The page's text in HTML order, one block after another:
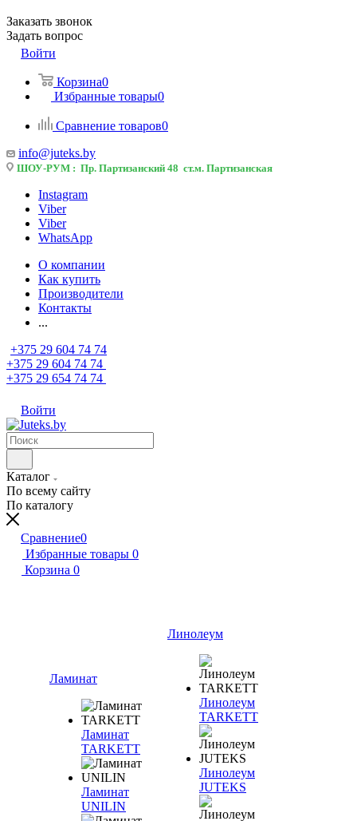
Заказать звонок
Задать вопрос
Войти
Корзина0
Избранные товары0
Сравнение товаров0
info@juteks.by
ШОУ-РУМ : Пр. Партизанский 48 ст.м. Партизанская
Instagram
Viber
Viber
WhatsApp
О компании
Как купить
Производители
Контакты
...
+375 29 604 74 74
+375 29 604 74 74
+375 29 654 74 74
Войти
Каталог
По всему сайту
По каталогу
Сравнение0
Избранные товары 0
Корзина 0
Ламинат
Ламинат
TARKETT
Ламинат
UNILIN
Линолеум
Линолеум
TARKETT
Линолеум
JUTEKS